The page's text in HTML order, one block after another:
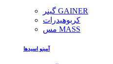
گینر GAINER
کربوهیدرات
مس MASS
آمینو اسیدها